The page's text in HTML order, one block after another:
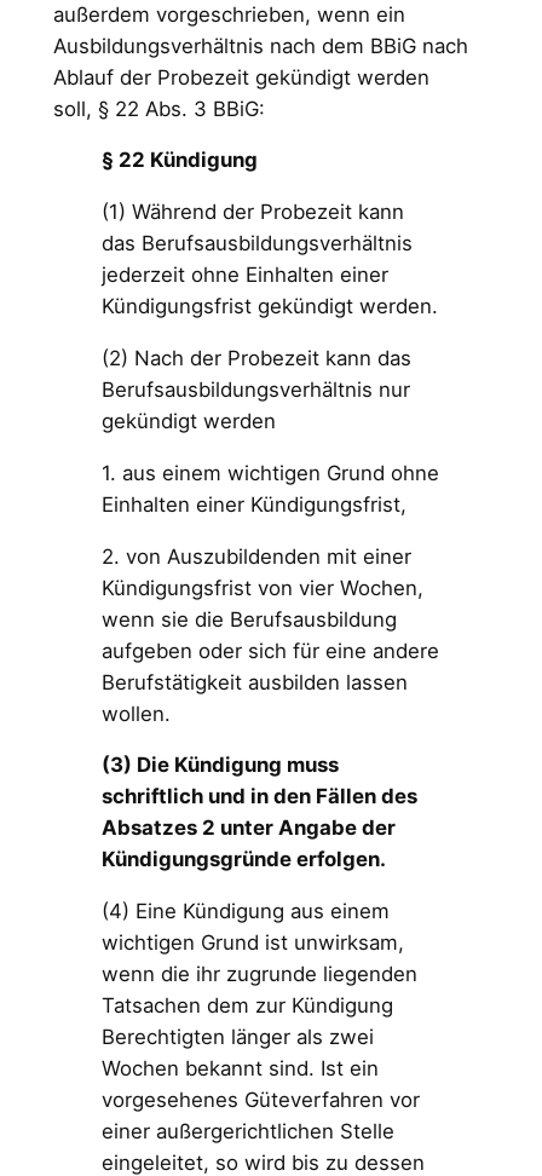
außerdem vorgeschrieben, wenn ein
Ausbildungsverhältnis nach dem BBiG nach
Ablauf der Probezeit gekündigt werden
soll, § 22 Abs. 3 BBiG:
§ 22 Kündigung
(1) Während der Probezeit kann
das Berufsausbildungsverhältnis
jederzeit ohne Einhalten einer
Kündigungsfrist gekündigt werden.
(2) Nach der Probezeit kann das
Berufsausbildungsverhältnis nur
gekündigt werden
1. aus einem wichtigen Grund ohne
Einhalten einer Kündigungsfrist,
2. von Auszubildenden mit einer
Kündigungsfrist von vier Wochen,
wenn sie die Berufsausbildung
aufgeben oder sich für eine andere
Berufstätigkeit ausbilden lassen
wollen.
(3) Die Kündigung muss
schriftlich und in den Fällen des
Absatzes 2 unter Angabe der
Kündigungsgründe erfolgen.
(4) Eine Kündigung aus einem
wichtigen Grund ist unwirksam,
wenn die ihr zugrunde liegenden
Tatsachen dem zur Kündigung
Berechtigten länger als zwei
Wochen bekannt sind. Ist ein
vorgesehenes Güteverfahren vor
einer außergerichtlichen Stelle
eingeleitet, so wird bis zu dessen